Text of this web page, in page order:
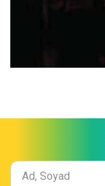
Ad
Soyad